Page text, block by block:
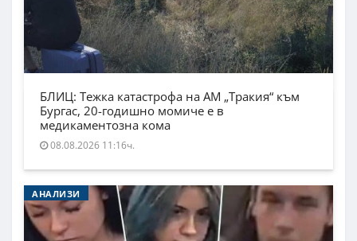
БЛИЦ: Тежка катастрофа на АМ „Тракия“ към
Бургас, 20-годишно момиче е в
медикаментозна кома
08.08.2026 11:16ч.
АНАЛИЗИ